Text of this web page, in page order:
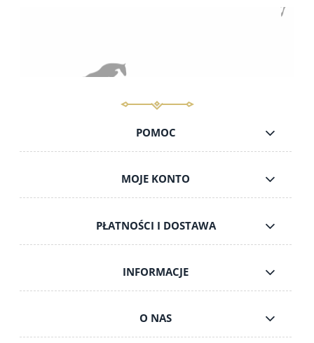
POMOC
MOJE KONTO
PŁATNOŚCI I DOSTAWA
INFORMACJE
O NAS